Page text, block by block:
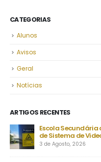
CATEGORIAS
Alunos
Avisos
Geral
Notícias
ARTIGOS RECENTES
Escola
de Sistema de
3 de Agosto, 2026